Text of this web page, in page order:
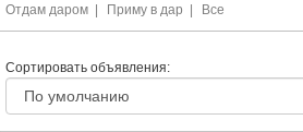
Отдам даром
Приму в дар Все
Сортировать объявления: